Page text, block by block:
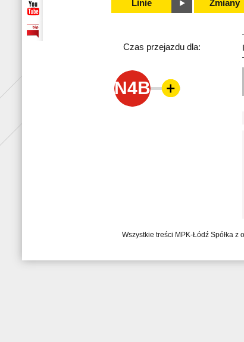
Linie Zmiany
Czas przejazdu dla:
N4B
Wszystkie treści MPK-Łódź Spółka